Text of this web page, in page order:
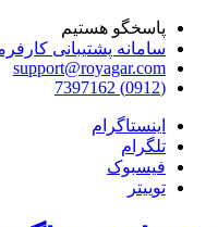
پاسخگو هستیم
سامانه پشتیبانی
support@royagar.com
(0912) 7397162
اینستاگرام
تلگرام
فیسبوک
توییتر